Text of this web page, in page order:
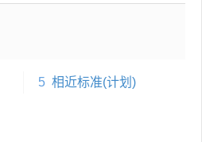
5 相近标准(计划)